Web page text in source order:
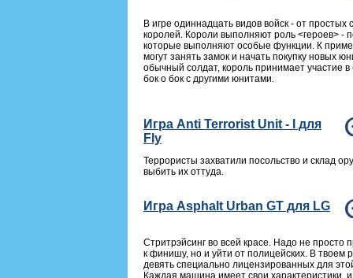
В игре одиннадцать видов войск - от простых
королей. Короли выполняют роль <героев> -
которые выполняют особые функции. К
могут занять замок и начать покупку новых
обычный солдат, король принимает участие в
бок о бок с другими юнитами.
Игра Anti Terrorist Unit - I для
Fly
Террористы захватили посольство и склад
выбить их оттуда.
Игра Asphalt Urban GT для LG
Стритрэйсинг во всей красе. Надо не просто
к финишу, но и уйти от полицейских. В твоем
девять специально лицензированных для
Каждая машина имеет свои характеристики, и